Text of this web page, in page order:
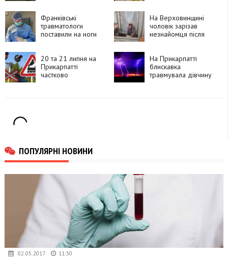
Telegram і збував їх
покупцям
Франківські
травматологи
поставили на ноги
операції
На Верховинщині
чоловік зарізав
незнайомця після
намагався видати
вбивство за
самогубство
20 та 21 липня на
Прикарпатті
частково
На Прикарпатті
блискавка
травмувала дівчину
ПОПУЛЯРНІ НОВИНИ
02.05.2017 11:30